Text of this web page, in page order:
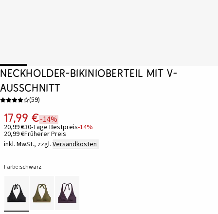
Neckholder-Bikinioberteil mit V-
Ausschnitt
(59)
17,99 €-14%
20,99 €30-Tage Bestpreis-14%
20,99 €Früherer Preis
inkl. MwSt., zzgl. Versandkosten
Farbe:schwarz